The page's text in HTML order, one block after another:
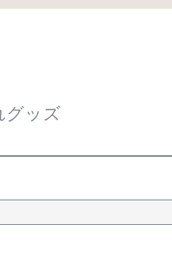
ミラー
サイドテーブル・ナイトテー
グッズ